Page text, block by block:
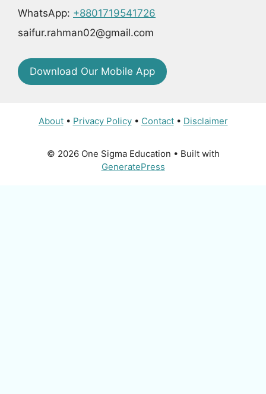
WhatsApp: +8801719541726
saifur.rahman02@gmail.com
Download Our Mobile App
About• Privacy Policy• Contact• Disclaimer
© 2026 One Sigma Education • Built with
GeneratePress